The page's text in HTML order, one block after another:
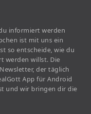
informiert werden
ist mit uns ein
so entscheide, wie du
werden willst. Die
der täglich
App für Android
und wir bringen dir die